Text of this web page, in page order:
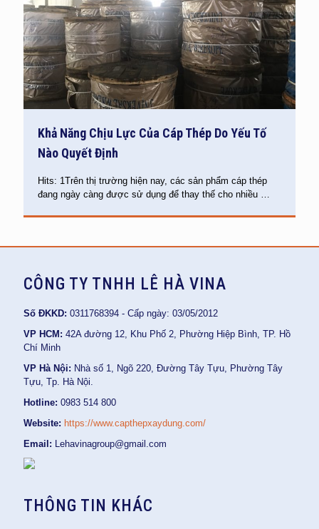
Khả Năng Chịu Lực Của Cáp Thép Do Yếu Tố
Nào Quyết Định
Hits: 1Trên thị trường hiện nay, các sản phẩm cáp thép
đang ngày càng được sử dụng để thay thế cho nhiều …
CÔNG TY TNHH LÊ HÀ VINA
Số ĐKKD: 0311768394 - Cấp ngày: 03/05/2012
VP HCM: 42A đường 12, Khu Phố 2, Phường Hiệp Bình, TP. Hồ
Chí Minh
VP Hà Nội: Nhà số 1, Ngõ 220, Đường Tây Tựu, Phường Tây
Tựu, Tp. Hà Nội.
Hotline: 0983 514 800
Website: https://www.capthepxaydung.com/
Email: Lehavinagroup@gmail.com
THÔNG TIN KHÁC